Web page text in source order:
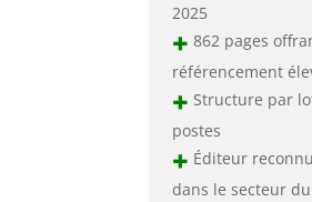
2025
+ 862 pages
référencement
+ Structure par
postes
+ Éditeur
dans le secteur